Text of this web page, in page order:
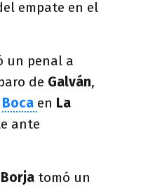
empate en el
un penal a
de Galván,
Boca en La
ante
tomó un